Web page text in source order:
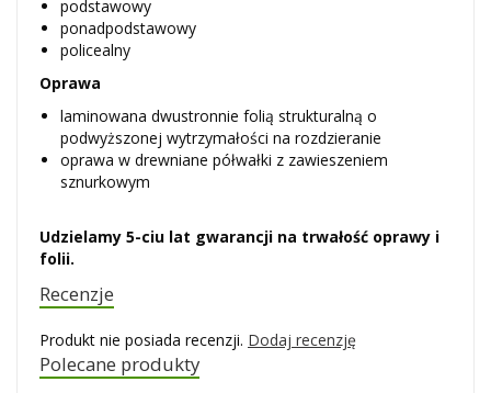
podstawowy
ponadpodstawowy
policealny
Oprawa
laminowana dwustronnie folią strukturalną o
podwyższonej wytrzymałości na rozdzieranie
oprawa w drewniane półwałki z zawieszeniem
sznurkowym
Udzielamy 5-ciu lat gwarancji na trwałość oprawy i
folii.
Recenzje
Produkt nie posiada recenzji. Dodaj recenzję
Polecane produkty